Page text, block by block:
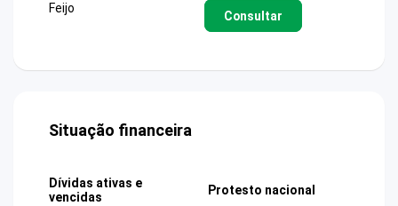
Feijo
Consultar
Situação financeira
Dívidas ativas e
vencidas
Protesto nacional